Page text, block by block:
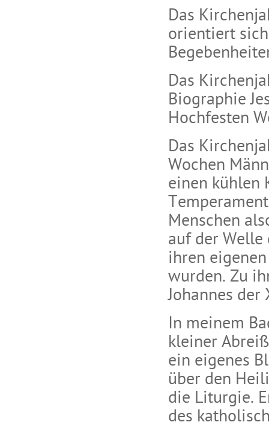
Das
orientiert
Das
Biographie
Hochfesten
Das
Wochen
einen kühlen
Menschen
auf der
ihren
wurden. Zu
Johannes der
In meinem
kleiner
ein eigenes
über den
die Liturgie.
des